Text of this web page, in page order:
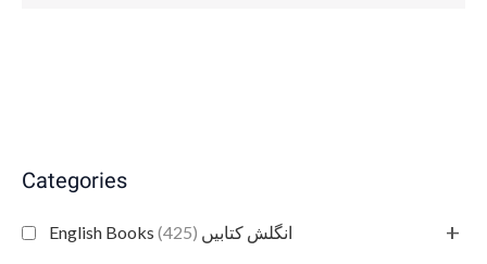
Categories
English Books انگلش کتابیں (425) +